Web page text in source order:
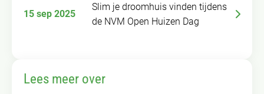
15 sep 2025
Slim je droomhuis vinden tijdens
de NVM Open Huizen Dag
Lees meer over